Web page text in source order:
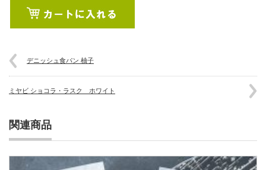
デニッシュ食パン 柚子
ミヤビ ショコラ・ラスク ホワイト
関連商品